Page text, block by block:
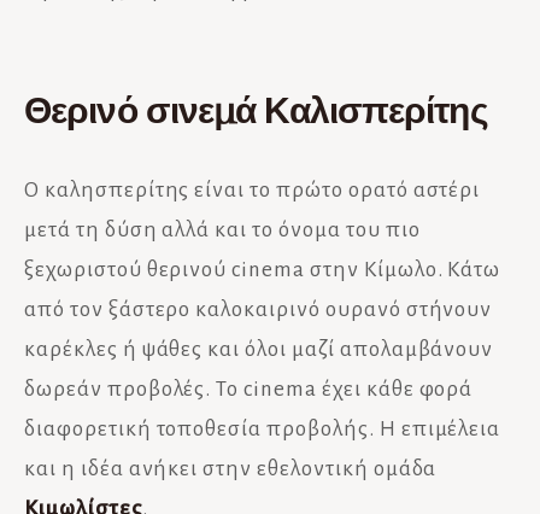
Θερινό σινεμά Καλισπερίτης
Ο καλησπερίτης είναι το πρώτο ορατό αστέρι
μετά τη δύση αλλά και το όνομα του πιο
ξεχωριστού θερινού cinema στην Κίμωλο. Κάτω
από τον ξάστερο καλοκαιρινό ουρανό στήνουν
καρέκλες ή ψάθες και όλοι μαζί απολαμβάνουν
δωρεάν προβολές. Το cinema έχει κάθε φορά
διαφορετική τοποθεσία προβολής. Η επιμέλεια
και η ιδέα ανήκει στην εθελοντική ομάδα
Κιμωλίστες.